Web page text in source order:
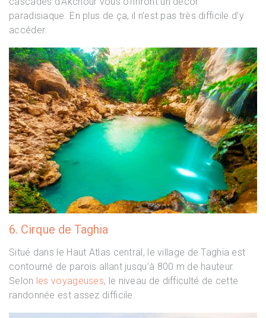
paradisiaque. En plus de ça, il n’est pas très difficile d’y
accéder.
6. Cirque de Taghia
Situé dans le Haut Atlas central, le village de Taghia est
contourné de parois allant jusqu’à 800 m de hauteur.
Selon les voyageuses, le niveau de difficulté de cette
randonnée est assez difficile.